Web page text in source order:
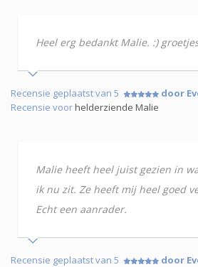
Heel erg bedankt Malie. :)
Recensie geplaatst van 5
door
Recensie voorhelderziende Malie
Malie heeft heel juist gezien in
ik nu zit. Ze heeft mij heel goed
Echt een aanrader.
Recensie geplaatst van 5
door